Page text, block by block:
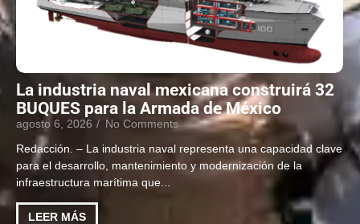
La industria naval mexicana construirá 32
BUQUES para la Armada de México
agosto 6, 2026 / No Comments
Redacción. – La industria naval representa una capacidad clave
para el desarrollo, mantenimiento y modernización de la
infraestructura marítima que...
LEER MÁS